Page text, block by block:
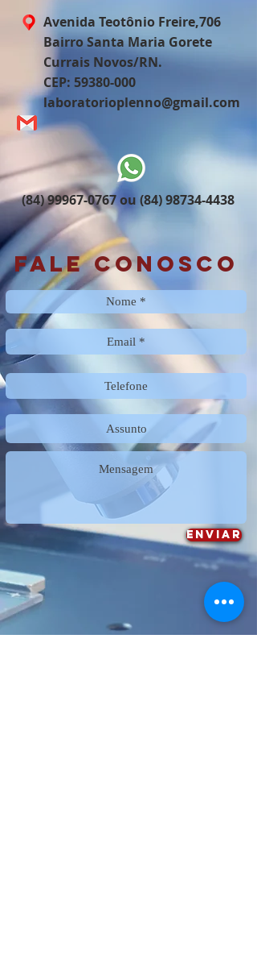
Avenida Teotônio Freire,706
Bairro Santa Maria Gorete
Currais Novos/RN.
CEP: 59380-000
laboratorioplenno@gmail.com
(84) 99967-0767ou (84) 98734-4438
Fale conosco
Enviar